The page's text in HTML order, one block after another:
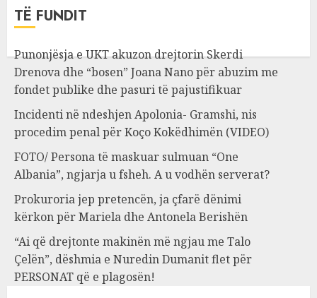
TË FUNDIT
Punonjësja e UKT akuzon drejtorin Skerdi
Drenova dhe “bosen” Joana Nano për abuzim me
fondet publike dhe pasuri të pajustifikuar
Incidenti në ndeshjen Apolonia- Gramshi, nis
procedim penal për Koço Kokëdhimën (VIDEO)
FOTO/ Persona të maskuar sulmuan “One
Albania”, ngjarja u fsheh. A u vodhën serverat?
Prokuroria jep pretencën, ja çfarë dënimi
kërkon për Mariela dhe Antonela Berishën
“Ai që drejtonte makinën më ngjau me Talo
Çelën”, dëshmia e Nuredin Dumanit flet për
PERSONAT që e plagosën!